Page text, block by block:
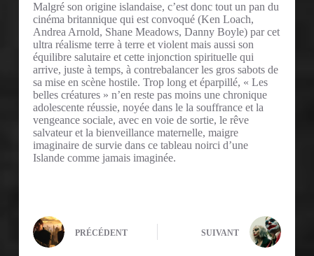
Malgré son origine islandaise, c’est donc tout un pan du
cinéma britannique qui est convoqué (Ken Loach,
Andrea Arnold, Shane Meadows, Danny Boyle) par cet
ultra réalisme terre à terre et violent mais aussi son
équilibre salutaire et cette injonction spirituelle qui
arrive, juste à temps, à contrebalancer les gros sabots de
sa mise en scène hostile. Trop long et éparpillé, « Les
belles créatures » n’en reste pas moins une chronique
adolescente réussie, noyée dans le la souffrance et la
vengeance sociale, avec en voie de sortie, le rêve
salvateur et la bienveillance maternelle, maigre
imaginaire de survie dans ce tableau noirci d’une
Islande comme jamais imaginée.
PRÉCÉDENT SUIVANT